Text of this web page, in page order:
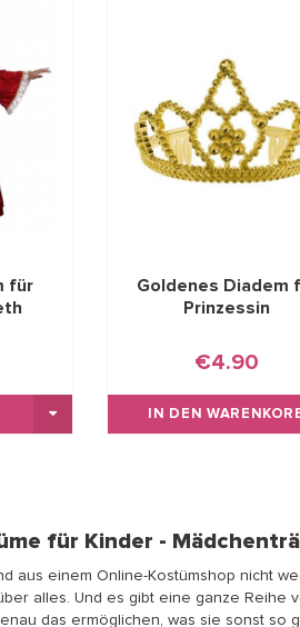
für
Goldenes Diadem
Prinzessin
€4.90
IN DEN
für Kinder -
aus einem Online-Kostümshop nicht
alles. Und es gibt eine ganze Reihe
das ermöglichen, was sie sonst so